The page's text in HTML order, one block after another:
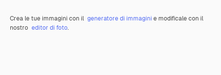
Crea le tue immagini con il generatore di immagini e modificale con il
nostro editor di foto.